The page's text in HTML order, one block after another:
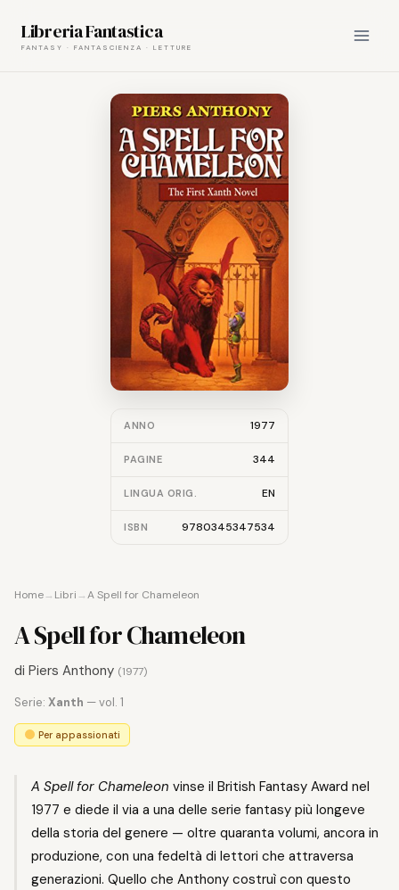
content
Libreria Fantastica
ANNO 1977
PAGINE 344
LINGUA ORIG. EN
ISBN 9780345347534
Home→ Libri→A Spell for Chameleon
A Spell for Chameleon
di Piers Anthony (1977)
Serie: Xanth — vol. 1
Per appassionati
A Spell for Chameleon vinse il British Fantasy Award nel
1977 e diede il via a una delle serie fantasy più longeve
della storia del genere — oltre quaranta volumi, ancora in
produzione, con una fedeltà di lettori che attraversa
generazioni. Quello che Anthony costruì con questo